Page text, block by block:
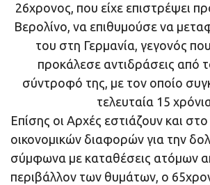
26χρονος, που είχε επιστρέψει
Βερολίνο, να επιθυμούσε να
του στη Γερμανία, γεγονός
προκάλεσε αντιδράσεις από
σύντροφό της, με τον οποίο
τελευταία 15
Επίσης οι Αρχές εστιάζουν και
οικονομικών διαφορών για την
σύμφωνα με καταθέσεις ατόμων
περιβάλλον των θυμάτων, ο